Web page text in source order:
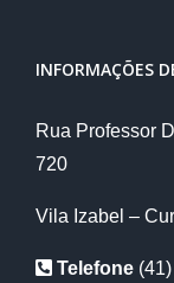
INFORMAÇÕES
Rua Professor
720
Vila Izabel –
Telefone